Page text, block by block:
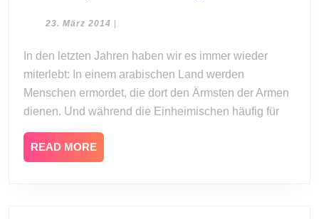
kein
Publikum,
er
will
23. März 2014 23.
|
miterlebt: In einem arabischen Land werden
Menschen ermordet, die dort den Ärmsten der Armen
dienen. Und während die Einheimischen häufig für
READ MORE
MORE